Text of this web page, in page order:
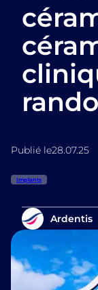
Publié le28.07.25
Implants
Ardentis